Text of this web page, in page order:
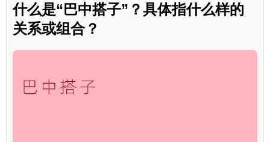
什么是“巴中搭子”？具体指什么样的
关系或组合？